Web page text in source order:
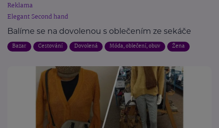
Reklama
Elegant Second hand
Balíme se na dovolenou s oblečením ze sekáče
Bazar Cestování Dovolená Móda, oblečení, obuv Žena